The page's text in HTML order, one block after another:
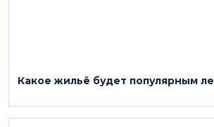
Какое жильё будет популярным